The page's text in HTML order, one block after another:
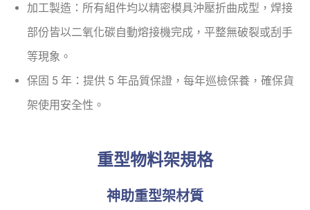
加工製造：所有組件均以精密模具沖壓折曲成型，焊接
部份皆以二氧化碳自動熔接機完成，平整無破裂或刮手
等現象。
保固 5 年：提供 5 年品質保證，每年巡檢保養，確保貨
架使用安全性。
重型物料架規格
神助重型架材質